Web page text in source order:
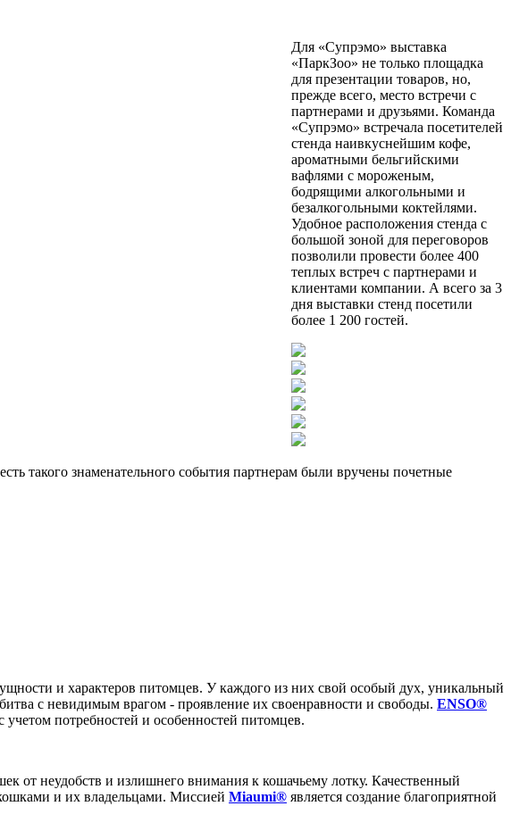
Для «Супрэмо» выставка
«ПаркЗоо» не только площадка
для презентации товаров, но,
прежде всего, место встречи с
партнерами и друзьями. Команда
«Супрэмо» встречала посетителей
стенда наивкуснейшим кофе,
ароматными бельгийскими
вафлями с мороженым,
бодрящими алкогольными и
безалкогольными коктейлями.
Удобное расположения стенда с
большой зоной для переговоров
позволили провести более 400
теплых встреч с партнерами и
клиентами компании. А всего за 3
дня выставки стенд посетили
более 1 200 гостей.
такого знаменательного события партнерам были вручены почетные
и характеров питомцев. У каждого из них свой особый дух, уникальный
с невидимым врагом - проявление их своенравности и свободы. ENSO®
учетом потребностей и особенностей питомцев.
от неудобств и излишнего внимания к кошачьему лотку. Качественный
и их владельцами. Миссией Miaumi® является создание благоприятной